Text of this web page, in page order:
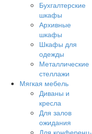
Бухгалтерские
шкафы
Архивные
шкафы
Шкафы для
одежды
Металлические
стеллажи
Мягкая мебель
Диваны и
кресла
Для залов
ожидания